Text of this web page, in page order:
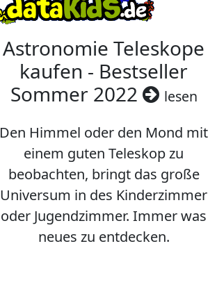
Astronomie Teleskope
kaufen - Bestseller
Sommer 2022
lesen
Den Himmel oder den Mond mit
einem guten Teleskop zu
beobachten, bringt das große
Universum in des Kinderzimmer
oder Jugendzimmer. Immer was
neues zu entdecken.